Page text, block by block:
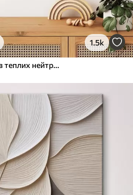
1.5k
Рельєфні кола та гілка в теплих нейтральних тонах